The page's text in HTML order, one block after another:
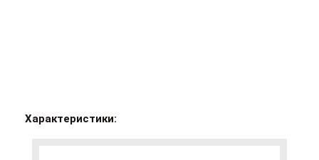
Характеристики: